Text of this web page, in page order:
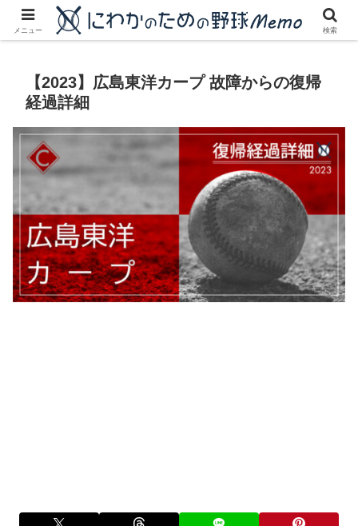
にわかに優しいプロ野球ブログ
【2023】広島東洋カープ 故障からの復帰
経過詳細
メニュー 検索